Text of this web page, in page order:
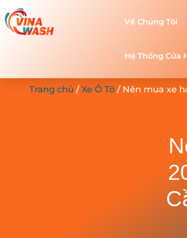
Về Chúng Tôi
Hệ Thống Cửa
Trang chủ /Xe Ô Tô / Nên mua xe